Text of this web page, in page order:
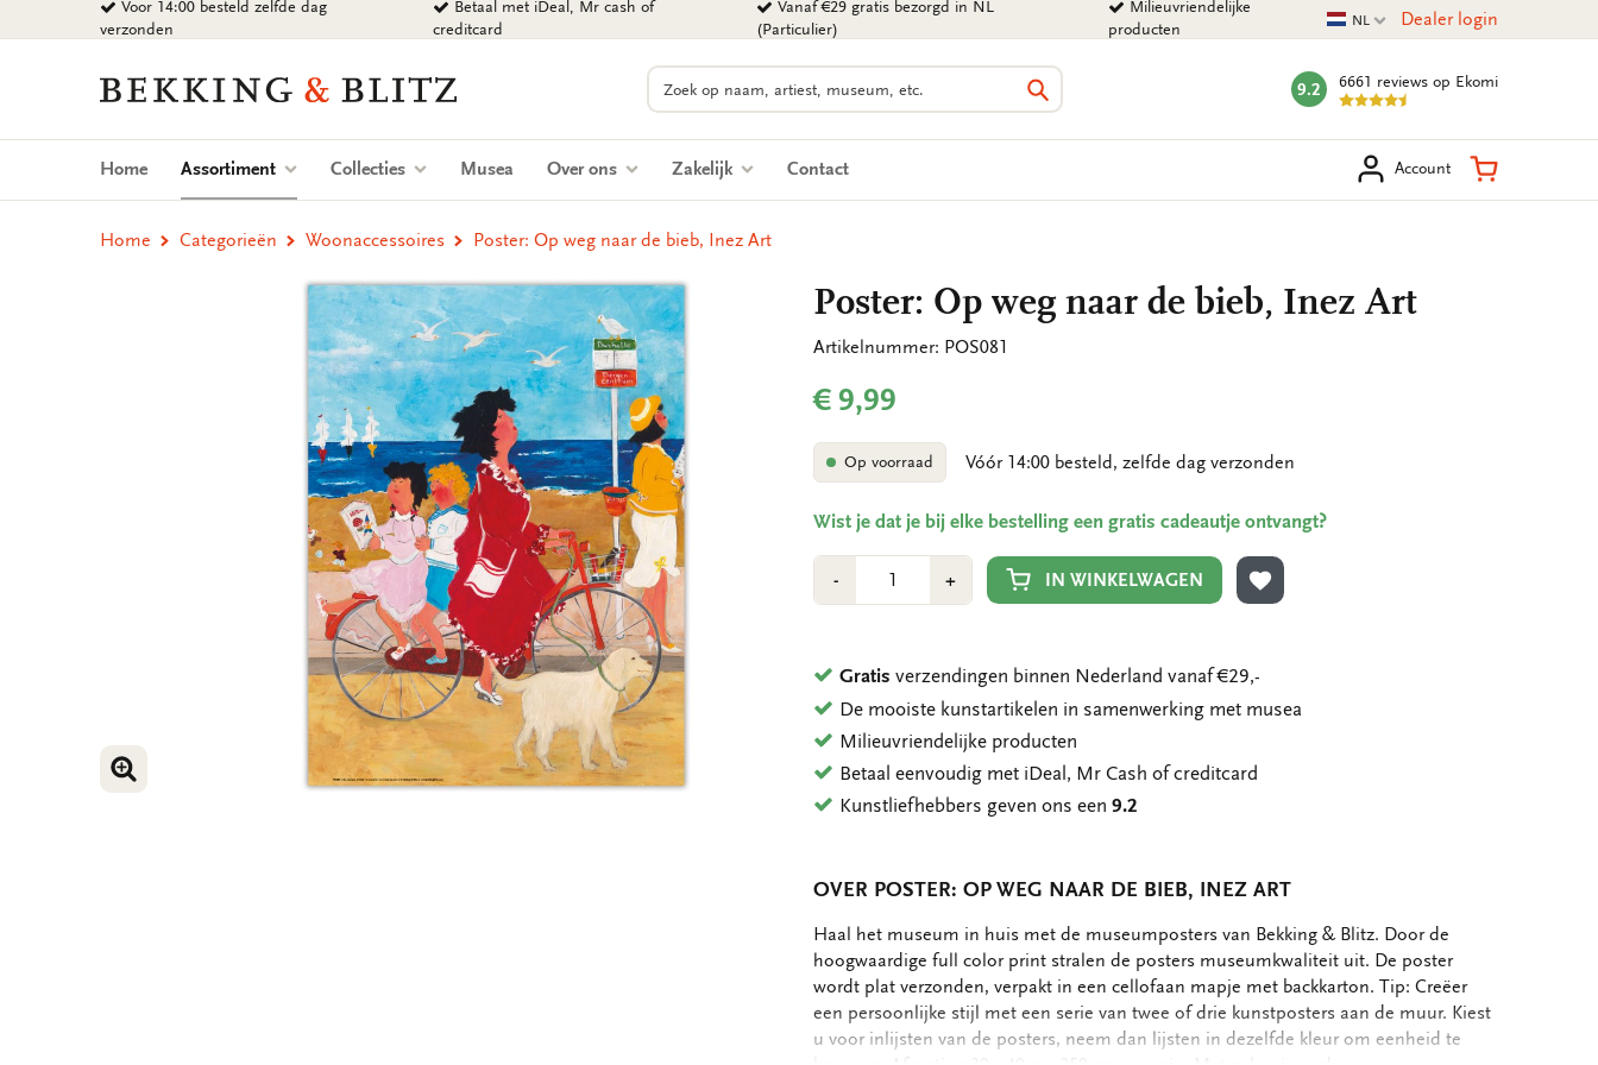
naar
Voor 14:00 besteld zelfde dag
verzonden
Betaal met iDeal, Mr cash of
creditcard
Vanaf €29 gratis bezorgd in NL
(Particulier)
Milieuvriendelijke
producten
Huidige taal
NL Dealer login
Bekking
Blitz
Uitgevers
Zoeken
Zoeken
mark:
9.2 6661 reviews op Ekomi
Home Assortiment (current)Collecties Musea Over ons Zakelijk Contact Account Winkelmand
Home Categorieën Woonaccessoires Poster: Op weg naar de bieb, Inez Art
VERGROOT AFBEELDING
Poster: Op weg naar de bieb, Inez Art
Artikelnummer: POS081
€ 9,99
Op voorraad Vóór 14:00 besteld, zelfde dag verzonden
Wist je dat je bij elke bestelling een gratis cadeautje ontvangt?
-Min
1
+Plus
1
IN WINKELWAGEN
TOEVOEGEN AAN VERLANGLIJST
Gratis verzendingen binnen Nederland vanaf €29,-
De mooiste kunstartikelen in samenwerking met musea
Milieuvriendelijke producten
Betaal eenvoudig met iDeal, Mr Cash of creditcard
Kunstliefhebbers geven ons een9.2
OVER POSTER: OP WEG NAAR DE BIEB, INEZ ART
OMSCHRIJVING
Haal het museum in huis met de museumposters van Bekking & Blitz. Door de
hoogwaardige full color print stralen de posters museumkwaliteit uit. De poster
wordt plat verzonden, verpakt in een cellofaan mapje met backkarton. Tip: Creëer
een persoonlijke stijl met een serie van twee of drie kunstposters aan de muur. Kiest
u voor inlijsten van de posters, neem dan lijsten in dezelfde kleur om eenheid te